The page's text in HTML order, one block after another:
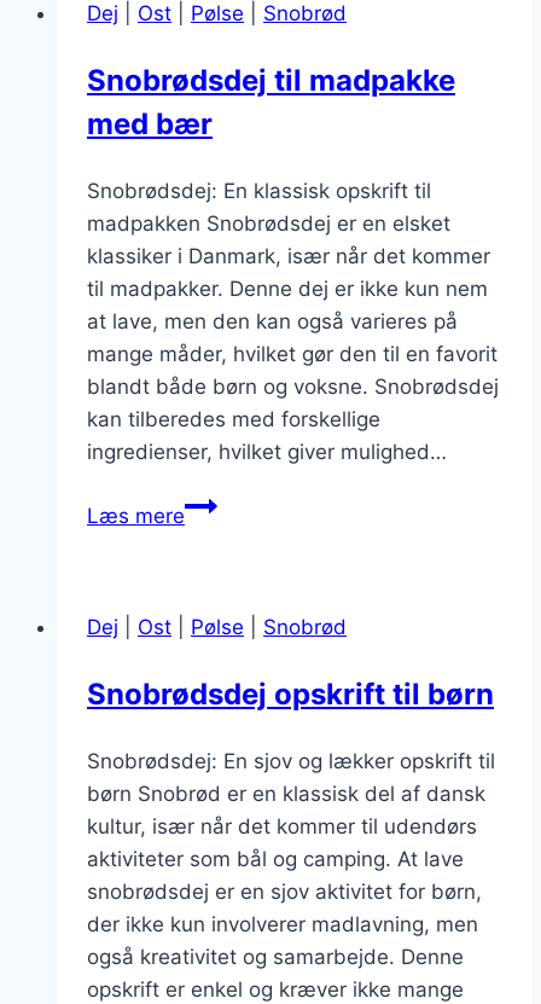
og
Dej Ost Pølse Snobrød
Snobrødsdej til madpakke
med bær
Snobrødsdej: En klassisk opskrift til
madpakken Snobrødsdej er en elsket
klassiker i Danmark, især når det kommer
til madpakker. Denne dej er ikke kun nem
at lave, men den kan også varieres på
mange måder, hvilket gør den til en favorit
blandt både børn og voksne. Snobrødsdej
kan tilberedes med forskellige
ingredienser, hvilket giver mulighed…
Læs mereSnobrødsdej
bær
Dej Ost Pølse Snobrød
Snobrødsdej opskrift til børn
Snobrødsdej: En sjov og lækker opskrift til
børn Snobrød er en klassisk del af dansk
kultur, især når det kommer til udendørs
aktiviteter som bål og camping. At lave
snobrødsdej er en sjov aktivitet for børn,
der ikke kun involverer madlavning, men
også kreativitet og samarbejde. Denne
opskrift er enkel og kræver ikke mange